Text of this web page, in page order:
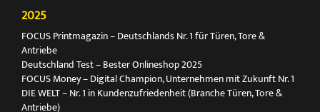
2025
FOCUS Printmagazin – Deutschlands Nr. 1 für Türen, Tore &
Antriebe
Deutschland Test – Bester Onlineshop 2025
FOCUS Money – Digital Champion, Unternehmen mit Zukunft Nr. 1
DIE WELT – Nr. 1 in Kundenzufriedenheit (Branche Türen, Tore &
Antriebe)